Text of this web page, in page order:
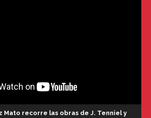
Mato recorre las obras de J. Tenniel y